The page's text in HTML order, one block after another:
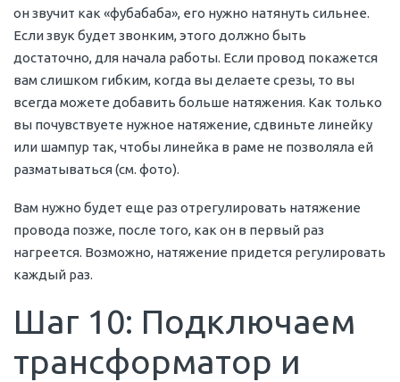
он звучит как «фубабаба», его нужно натянуть сильнее.
Если звук будет звонким, этого должно быть
достаточно, для начала работы. Если провод покажется
вам слишком гибким, когда вы делаете срезы, то вы
всегда можете добавить больше натяжения. Как только
вы почувствуете нужное натяжение, сдвиньте линейку
или шампур так, чтобы линейка в раме не позволяла ей
разматываться (см. фото).
Вам нужно будет еще раз отрегулировать натяжение
провода позже, после того, как он в первый раз
нагреется. Возможно, натяжение придется регулировать
каждый раз.
Шаг 10: Подключаем
трансформатор и